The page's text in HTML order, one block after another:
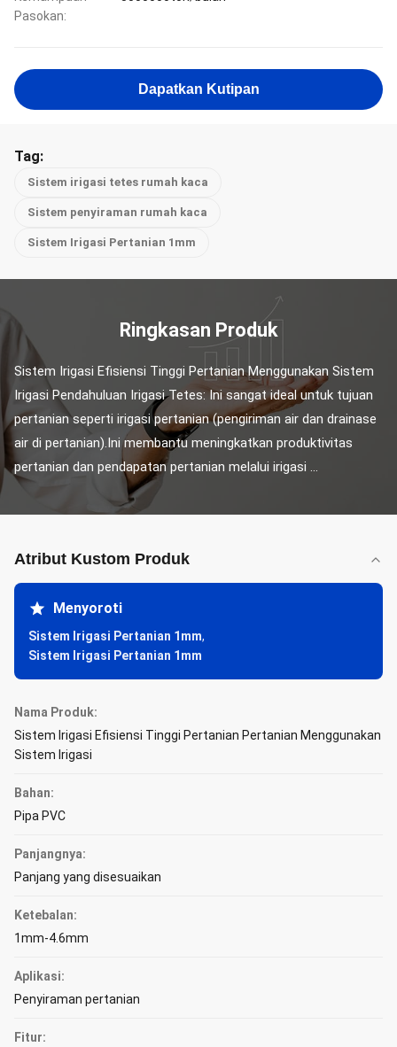
Pasokan:
Dapatkan Kutipan
Tag:
Sistem irigasi tetes rumah kaca
Sistem penyiraman rumah kaca
Sistem Irigasi Pertanian 1mm
Ringkasan Produk
Sistem Irigasi Efisiensi Tinggi Pertanian Menggunakan Sistem
Irigasi​ Pendahuluan Irigasi Tetes: Ini sangat ideal untuk tujuan
pertanian seperti irigasi pertanian (pengiriman air dan drainase
air di pertanian).Ini membantu meningkatkan produktivitas
pertanian dan pendapatan pertanian melalui irigasi ...
Atribut Kustom Produk
Menyoroti
Sistem Irigasi Pertanian 1mm,
Sistem Irigasi Pertanian 1mm
Nama Produk:
Sistem Irigasi Efisiensi Tinggi Pertanian Pertanian Menggunakan
Sistem Irigasi
Bahan:
Pipa PVC
Panjangnya:
Panjang yang disesuaikan
Ketebalan:
1mm-4.6mm
Aplikasi:
Penyiraman pertanian
Fitur: